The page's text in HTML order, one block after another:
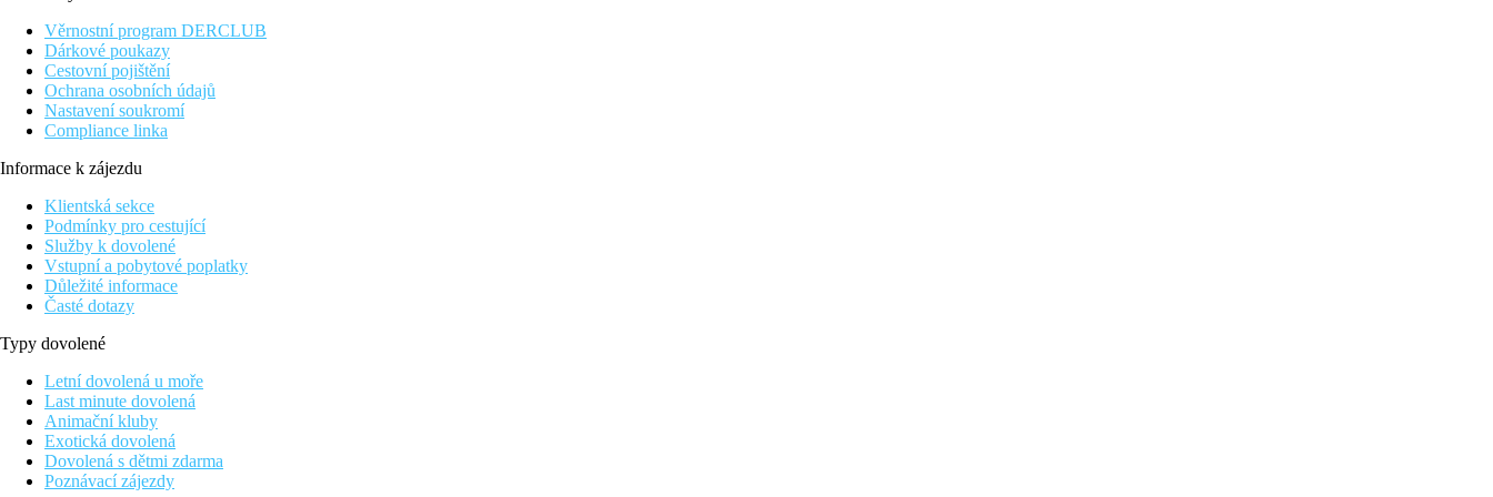
Ocean Park (cca 25 km), Roque Nublo (cca 40 km), Ayagaures (cca 40 km) a Vegueta (cca 73 km). O Vaši mobilitu se během dovolené postarají půjčovna aut a motocyklů, stanoviště taxi (přímo u hotelu) a
také autobusová zastávka (cca 400 m). Lékařskou pomoc najdete v případě potřeby v nemocnici, která se nachází ve vzdálenosti cca 9 km od hotelu. Letiště Gran Canaria je ve vzdálenosti cca 68 km.
Vybavení:
Tento 4podlažní hotel má 422 pokojů. V hotelu se nachází recepce otevřená 24 hodin denně (přihlášení je možné od 15:00 hodin, odhlášení do 12:00 hodin), lobby, 12 výtahů, klimatizace, sejf (případně za
poplatek), kadeřnictví a security entry system. O blaho hostů se starají 3 restaurace (klimatizované) a snack bar. Wi-Fi je hotelovým hostům k dispozici zdarma. Dále má hotel konferenční prostor s celkem 35
sedadly a připojením k internetu. Pohybově omezeným hostům nabízí ubytování bezbariérový výtah a vstup a částečně bezbariérové koupelny. Úklid pokojů je zdarma. Pokojový servis, služba praní prádla,
služba žehlení prádla a zdravotní služba jsou za poplatek. Concierge služba je případně za poplatek.
Stravování:
Snídaně (07:00 - 10:30 hod.) formou bufetu. Polopenze: včetně snídaně a večeře.
Bazén:
K venkovnímu vybavení hotelu patří 2 bazény se slanou a sladkou vodou a samostatný dětský bazének. Zde jsou k dispozici slunečníky a lehátka (zdarma). Osvěžující nápoje je možno dostat přímo v baru u
bazénu. (otevřeno od 10:30 - 18:00).
Sport/ volný čas:
Sportovní a volnočasová nabídka: tenis (za poplatek), basketbal, fitness, stolní tenis (zdarma), fotbal, plážový volejbal, šipky (případně za poplatek), kulečník (za poplatek) a pilates. Ve vzdálenosti cca 1 km
jsou nabízeny vodní sporty (částečně od místních poskytovatelů). Golfové hřiště se nachází 9 km od hotelu. Půjčovna kol a místnost na kola (zdarma). Nabídka wellness: lázeňská oblast, sauna, whirlpool,
parní lázeň a masáže za poplatek. Zábava pro dospělé: animační program s večerní show a živou hudbou. Děti najdou ve venkovních prostorách hřiště. Hlídání dětí: animační program pro děti od 4 - 12 let,
miniklub pro děti od 4 - 12 let a babysitting (za poplatek).
Další informace:
Využití některých zařízení a aktivit může být zpoplatněno navíc. Některé služby jsou závislé na ročním období a na místních klimatických podmínkách. Jazyky: angličtina, němčina, francouzština a
španělština. Kreditní karty: American Express, Diners Club, Euro/MasterCard a Visa.
Věrnostní program DERCLUB
Dárkové poukazy
Cestovní pojištění
Ochrana osobních údajů
Nastavení soukromí
Compliance linka
Informace k zájezdu
Klientská sekce
Podmínky pro cestující
Služby k dovolené
Vstupní a pobytové poplatky
Důležité informace
Časté dotazy
Typy dovolené
Letní dovolená u moře
Last minute dovolená
Animační kluby
Exotická dovolená
Dovolená s dětmi zdarma
Poznávací zájezdy